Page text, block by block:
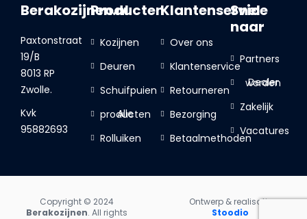
Berakozijnen.nl
Paxtonstraat
19/B
8013 RP
Zwolle.
Kvk
95882693
Producten
Kozijnen
Deuren
Schuifpuien
Alle producten
Rolluiken
Klantenservice
Over ons
Klantenservice
Retourneren
Bezorging
Betaalmethoden
Snel
naar
Partners
Dealer worden
Zakelijk
Vacatures
Copyright © 2024
Berakozijnen. All rights
Ontwerp & realisatie
Stoodio